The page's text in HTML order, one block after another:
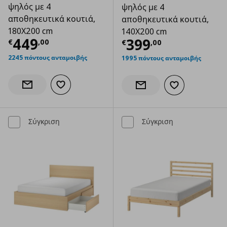
ψηλός με 4
αποθηκευτικά κουτιά,
180X200 cm
€449,00
Τρέχουσα τιμή € 449,00
2245 πόντους ανταμοιβής
Ενημέρωση διαθεσιμότητας
Προσθήκη στα αγαπημένα
ψηλός με 4
αποθηκευτικά κουτιά,
140X200 cm
€399,00
Τρέχουσα
1995 πόντους ανταμοιβής
Ενημέρωση διαθεσιμότητας
Προσθήκη στα
Σύγκριση Σύγκριση